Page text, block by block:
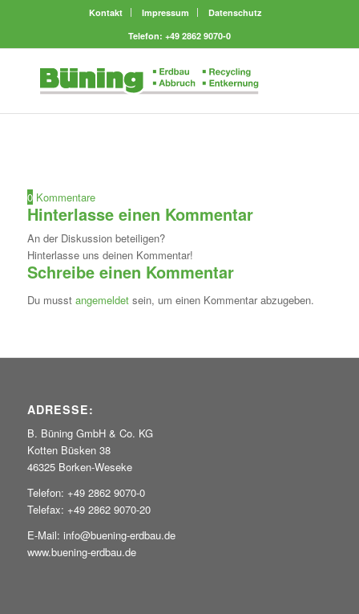
Kontakt Impressum
Datenschutz
Telefon: +49 2862 9070-0
0 Kommentare
Hinterlasse einen Kommentar
An der Diskussion beteiligen?
Hinterlasse uns deinen Kommentar!
Schreibe einen Kommentar
Du musst angemeldetsein, um einen Kommentar abzugeben.
ADRESSE:
B. Büning GmbH & Co. KG
Kotten Büsken 38
46325 Borken-Weseke
Telefon: +49 2862 9070-0
Telefax: +49 2862 9070-20
E-Mail: info@buening-erdbau.de
www.buening-erdbau.de